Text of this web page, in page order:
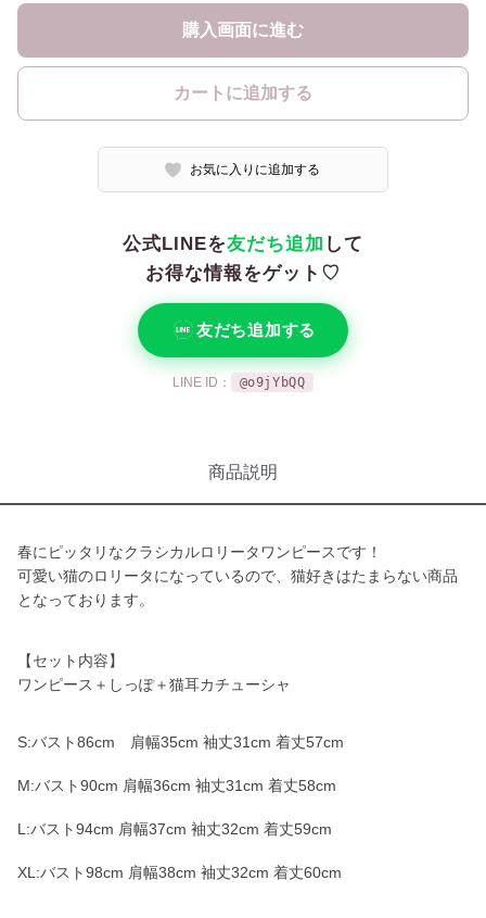
購入画面に進む
カートに追加する
お気に入りに追加する
公式LINEを友だち追加 して
お得な情報をゲット♡
友だち追加する
LINE ID： @o9jYbQQ
商品説明
春にピッタリなクラシカルロリータワンピースです！
可愛い猫のロリータになっているので、猫好きはたまらない商品
となっております。
【セット内容】
ワンピース＋しっぽ＋猫耳カチューシャ
S:バスト86cm 肩幅35cm 袖丈31cm 着丈57cm
M:バスト90cm 肩幅36cm 袖丈31cm 着丈58cm
L:バスト94cm 肩幅37cm 袖丈32cm 着丈59cm
XL:バスト98cm 肩幅38cm 袖丈32cm 着丈60cm